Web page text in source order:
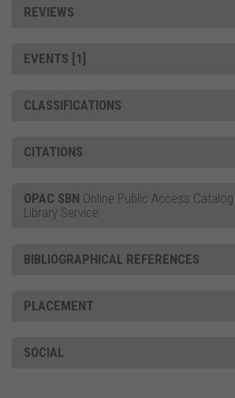
REVIEWS
EVENTS [1]
CLASSIFICATIONS
CITATIONS
OPAC SBN Online Public Access
Library Service
BIBLIOGRAPHICAL REFERENCES
PLACEMENT
SOCIAL